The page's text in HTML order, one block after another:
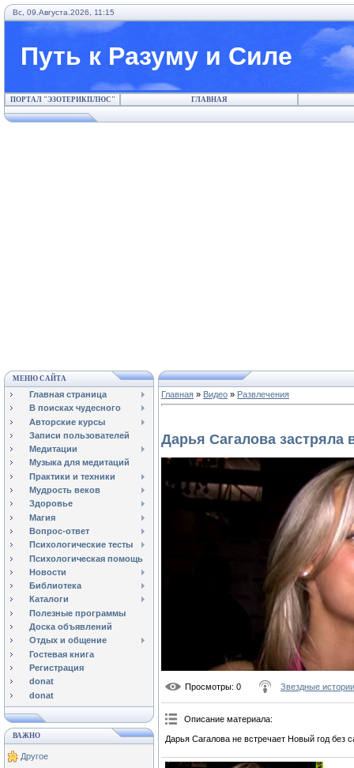
Вс, 09.Августа.2026, 11:15
Путь к Разуму и Силе
ПОРТАЛ "ЭЗОТЕРИКПЛЮС" ГЛАВНАЯ
МЕНЮ САЙТА
Главная страница
В поисках чудесного
Авторские курсы
Записи пользователей
Медитации
Музыка для медитаций
Практики и техники
Мудрость веков
Здоровье
Магия
Вопрос-ответ
Психологические тесты
Психологическая помощь
Новости
Библиотека
Каталоги
Полезные программы
Доска объявлений
Отдых и общение
Гостевая книга
Регистрация
donat
donat
ВАЖНО
Другое
Главная » Видео » Развлечения
Дарья Сагалова застряла
Просмотры: 0 Звездные истории
Описание материала:
Дарья Сагалова не встречает Новый год без